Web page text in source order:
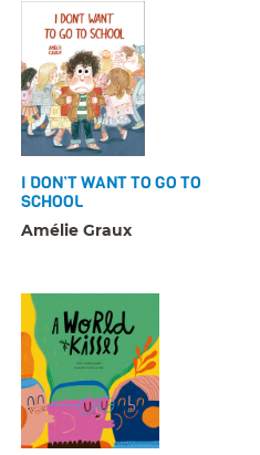
I DON’T WANT TO GO TO
SCHOOL
Amélie Graux